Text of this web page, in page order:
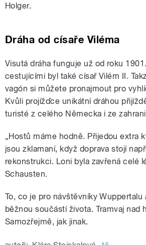
Holger.
Dráha od císaře Viléma
Visutá dráha funguje už od roku
cestujícími byl také císař Vilém II.
vagón si můžete pronajmout pro
Kvůli projížďce unikátní dráhou
turisté z celého Německa i ze
„Hostů máme hodně. Přijedou extra
jsou zklamaní, když doprava stojí
rekonstrukci. Loni byla zavřená celé
Schausten.
To, co je pro návštěvníky Wuppertalu
běžnou součástí života. Tramvaj nad
Samozřejmě, jak jinak.